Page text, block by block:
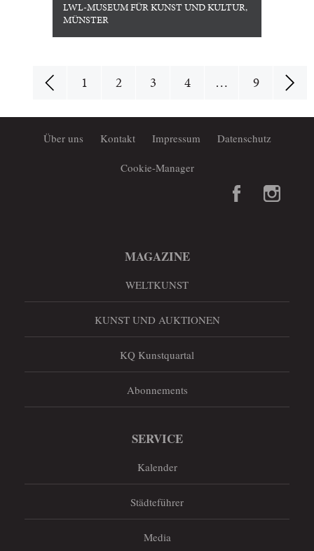
LWL-MUSEUM FÜR KUNST UND KULTUR,
MÜNSTER
1 2 3 4 … 9
Über uns Kontakt Impressum Datenschutz
Cookie-Manager
MAGAZINE
WELTKUNST
KUNST UND AUKTIONEN
KQ Kunstquartal
Abonnements
SERVICE
Kalender
Städteführer
Media